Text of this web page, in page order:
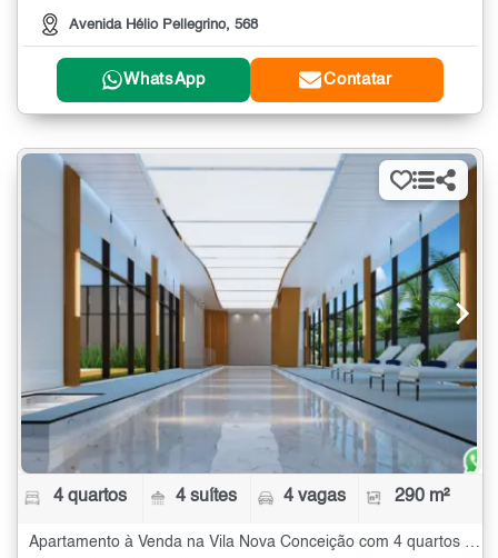
Avenida Hélio Pellegrino, 568
WhatsApp Contatar
4 quartos 4 suítes 4 vagas 290 m²